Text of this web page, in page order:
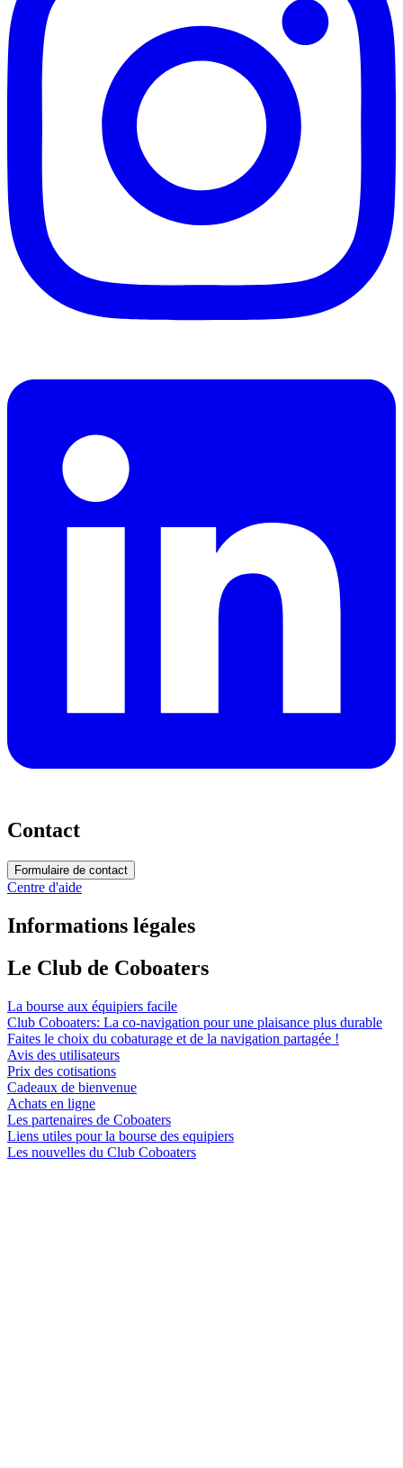
Contact
Formulaire de contact
Centre d'aide
Informations légales
Le Club de Coboaters
La bourse aux équipiers facile
Club Coboaters: La co-navigation pour une plaisance plus durable
Faites le choix du cobaturage et de la navigation partagée !
Avis des utilisateurs
Prix des cotisations
Cadeaux de bienvenue
Achats en ligne
Les partenaires de Coboaters
Liens utiles pour la bourse des equipiers
Les nouvelles du Club Coboaters